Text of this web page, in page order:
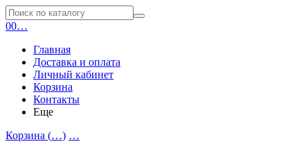
00…
Главная
Доставка и оплата
Личный кабинет
Корзина
Контакты
Еще
Корзина (…) …